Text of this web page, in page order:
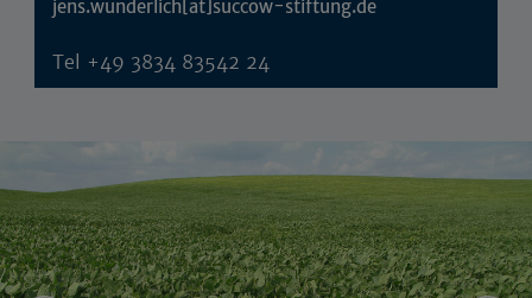
jens.wunderlich[at]succow-stiftung.de
Tel +49 3834 83542 24